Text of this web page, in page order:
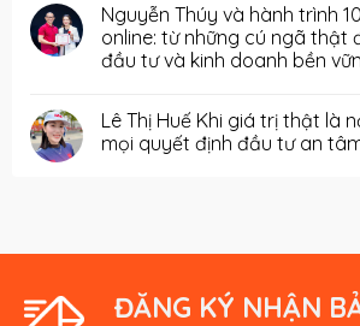
Nguyễn Thúy và hành trình
online: từ những cú ngã thật
đầu tư và kinh doanh bền
Lê Thị Huế Khi giá trị thật là
mọi quyết định đầu tư an
ĐĂNG KÝ NHẬN